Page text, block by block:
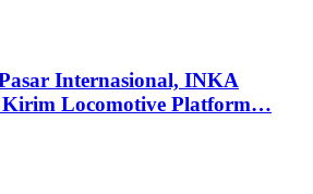
Internasional, INKA
Locomotive Platform…